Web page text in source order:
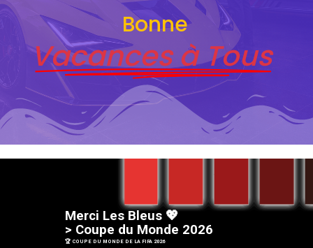
Bonne
Vacances à Tous
Merci Les B eus 💖
> Coupe du Monde 2026
🏆 COUPE DU MONDE DE LA FIFA 2026